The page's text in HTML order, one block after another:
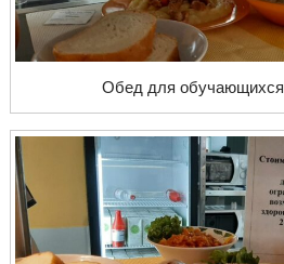
Обед для обучающихся